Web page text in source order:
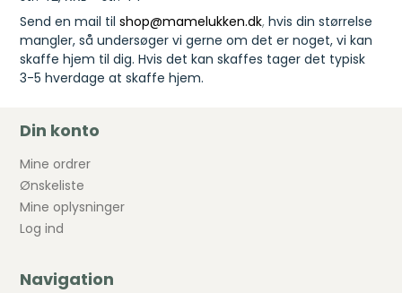
Send en mail tilshop@mamelukken.dk, hvis din størrelse
mangler, så undersøger vi gerne om det er noget, vi kan
skaffe hjem til dig. Hvis det kan skaffes tager det typisk
3-5 hverdage at skaffe hjem.
Din konto
Mine ordrer
Ønskeliste
Mine oplysninger
Log ind
Navigation